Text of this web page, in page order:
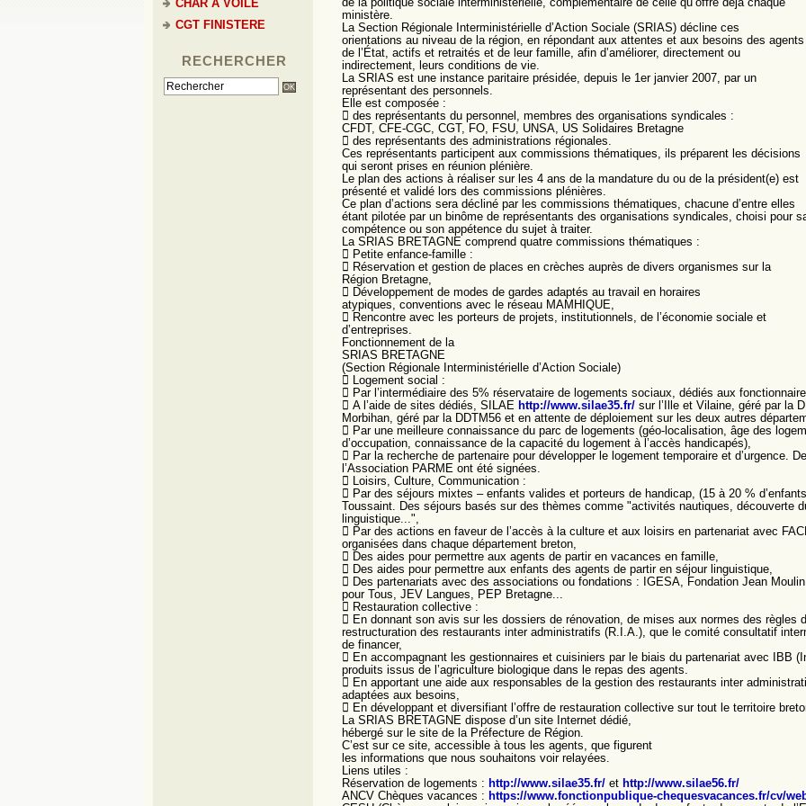
CHAR A VOILE
CGT FINISTERE
RECHERCHER
ministère.
La Section Régionale Interministérielle d’Action Sociale (SRIAS) décline ces
orientations au niveau de la région, en répondant aux attentes et aux besoins des agents
de l’État, actifs et retraités et de leur famille, afin d’améliorer, directement ou
indirectement, leurs conditions de vie.
La SRIAS est une instance paritaire présidée, depuis le 1er janvier 2007, par un
représentant des personnels.
Elle est composée :
 des représentants du personnel, membres des organisations syndicales :
CFDT, CFE-CGC, CGT, FO, FSU, UNSA, US Solidaires Bretagne
 des représentants des administrations régionales.
Ces représentants participent aux commissions thématiques, ils préparent les décisions
qui seront prises en réunion plénière.
Le plan des actions à réaliser sur les 4 ans de la mandature du ou de la président(e) est
présenté et validé lors des commissions plénières.
Ce plan d’actions sera décliné par les commissions thématiques, chacune d’entre elles
étant pilotée par un binôme de représentants des organisations syndicales, choisi pour
compétence ou son appétence du sujet à traiter.
La SRIAS BRETAGNE comprend quatre commissions thématiques :
 Petite enfance-famille :
 Réservation et gestion de places en crèches auprès de divers organismes sur la
Région Bretagne,
 Développement de modes de gardes adaptés au travail en horaires
atypiques, conventions avec le réseau MAMHIQUE,
 Rencontre avec les porteurs de projets, institutionnels, de l’économie sociale et
d’entreprises.
Fonctionnement de la
SRIAS BRETAGNE
(Section Régionale Interministérielle d’Action Sociale)
 Logement social :
 Par l’intermédiaire des 5% réservataire de logements sociaux, dédiés aux
 A l’aide de sites dédiés, SILAE http://www.silae35.fr/ sur l’Ille et Vilaine, géré par la
Morbihan, géré par la DDTM56 et en attente de déploiement sur les deux autres
 Par une meilleure connaissance du parc de logements (géo-localisation, âge des
d’occupation, connaissance de la capacité du logement à l’accès handicapés),
 Par la recherche de partenaire pour développer le logement temporaire et d’urgence.
l’Association PARME ont été signées.
 Loisirs, Culture, Communication :
 Par des séjours mixtes – enfants valides et porteurs de handicap, (15 à 20 %
Toussaint. Des séjours basés sur des thèmes comme "activités nautiques, découverte
linguistique...",
 Par des actions en faveur de l’accès à la culture et aux loisirs en partenariat avec
organisées dans chaque département breton,
 Des aides pour permettre aux agents de partir en vacances en famille,
 Des aides pour permettre aux enfants des agents de partir en séjour linguistique,
 Des partenariats avec des associations ou fondations : IGESA, Fondation Jean
pour Tous, JEV Langues, PEP Bretagne...
 Restauration collective :
 En donnant son avis sur les dossiers de rénovation, de mises aux normes des règles
restructuration des restaurants inter administratifs (R.I.A.), que le comité consultatif
de financer,
 En accompagnant les gestionnaires et cuisiniers par le biais du partenariat avec IBB
produits issus de l’agriculture biologique dans le repas des agents.
 En apportant une aide aux responsables de la gestion des restaurants inter
adaptées aux besoins,
 En développant et diversifiant l’offre de restauration collective sur tout le territoire
La SRIAS BRETAGNE dispose d’un site Internet dédié,
hébergé sur le site de la Préfecture de Région.
C’est sur ce site, accessible à tous les agents, que figurent
les informations que nous souhaitons voir relayées.
Liens utiles :
Réservation de logements : http://www.silae35.fr/ et http://www.silae56.fr/
ANCV Chèques vacances : https://www.fonctionpublique-chequesvacances.fr/cv/